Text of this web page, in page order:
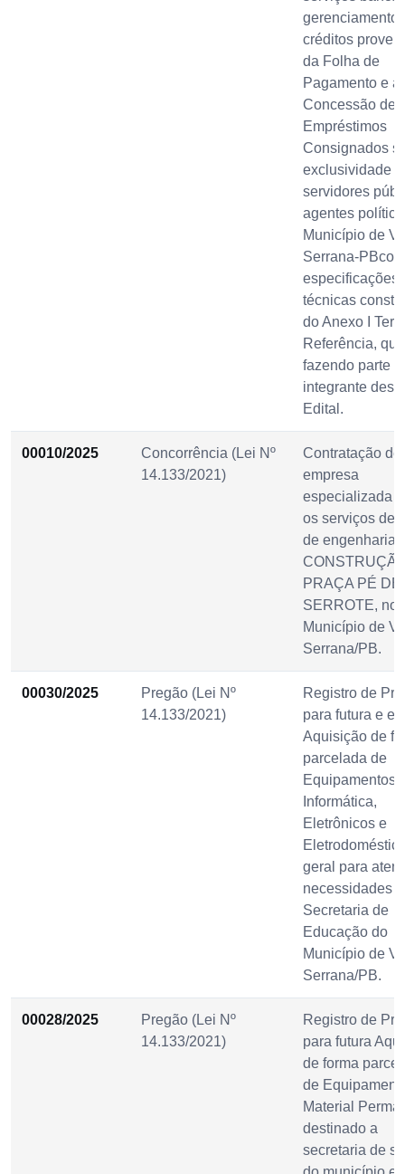
gerenciamento
créditos
da Folha de
Pagamento e a
Concessão de
Empréstimos
Consignados
exclusividade
servidores
agentes
Município de
Serrana-
especificações
técnicas
do Anexo I
Referência,
fazendo parte
integrante deste
Edital.
00010/2025
Concorrência (Lei Nº
14.133/2021)
Contratação de
empresa
especializada
os serviços de
de engenharia
PRAÇA PÉ DE
SERROTE, no
Município de
Serrana/PB.
00030/2025
Pregão (Lei Nº
14.133/2021)
Registro de
para futura e
Aquisição de
parcelada de
Equipamentos
Informática,
Eletrônicos e
geral para
necessidades
Secretaria de
Educação do
Município de
Serrana/PB.
00028/2025
Pregão (Lei Nº
14.133/2021)
Registro de
para futura
de forma
de
Material
destinado a
secretaria de